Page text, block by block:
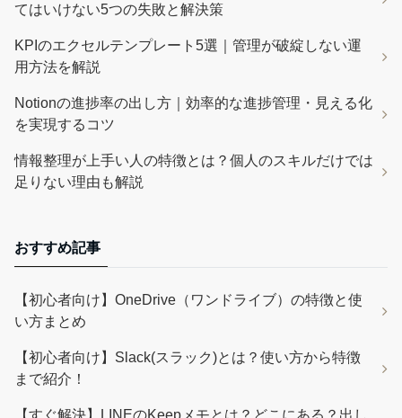
てはいけない5つの失敗と解決策
KPIのエクセルテンプレート5選｜管理が破綻しない運
用方法を解説
Notionの進捗率の出し方｜効率的な進捗管理・見える化
を実現するコツ
情報整理が上手い人の特徴とは？個人のスキルだけでは
足りない理由も解説
おすすめ記事
【初心者向け】OneDrive（ワンドライブ）の特徴と使
い方まとめ
【初心者向け】Slack(スラック)とは？使い方から特徴
まで紹介！
【すぐ解決】LINEのKeepメモとは？どこにある？出し